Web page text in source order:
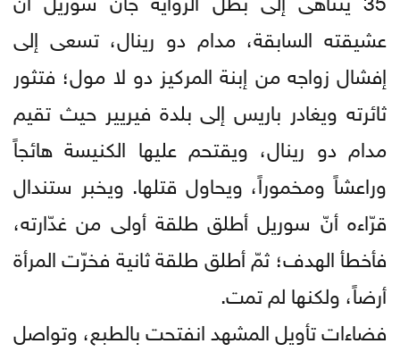
عشيقته السابقة، مدام دو رينال، تسعى إلى
إفشال زواجه من إبنة المركيز دو لا مول؛ فتثور
ثائرته ويغادر باريس إلى بلدة فيريير حيث تقيم
مدام دو رينال، ويقتحم عليها الكنيسة هائجاً
وراعشاً ومخموراً، ويحاول قتلها. ويخبر ستندال
قرّاءه أنّ سوريل أطلق طلقة أولى من غدّارته،
فأخطأ الهدف؛ ثمّ أطلق طلقة ثانية فخرّت المرأة
أرضاً، ولكنها لم تمت.
فضاءات تأويل المشهد انفتحت بالطبع، وتواصل